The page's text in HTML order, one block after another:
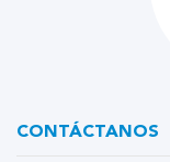
CONTÁCTANOS